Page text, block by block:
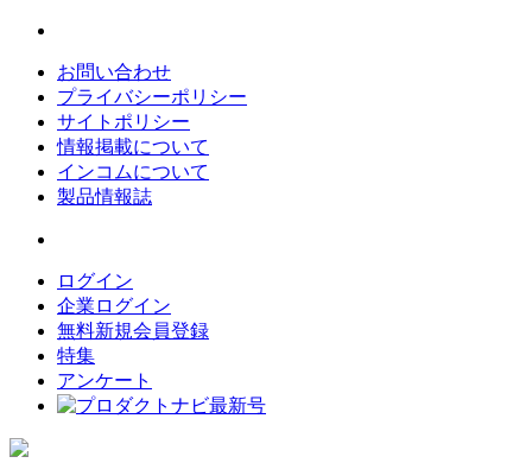
お問い合わせ
プライバシーポリシー
サイトポリシー
情報掲載について
インコムについて
製品情報誌
ログイン
企業ログイン
無料新規会員登録
特集
アンケート